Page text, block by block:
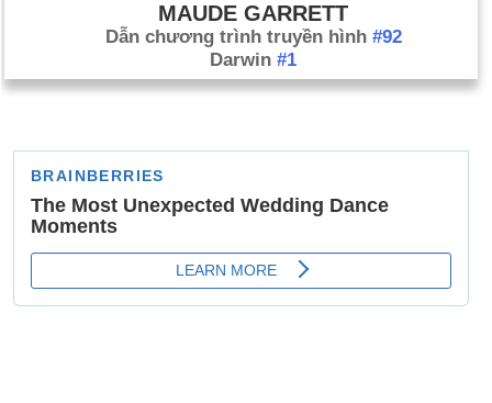
MAUDE GARRETT
Dẫn chương trình truyền hình #92
Darwin #1